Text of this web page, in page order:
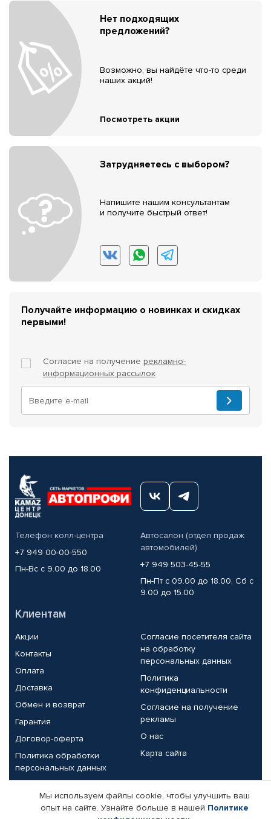
Нет подходящих
предложений?
Возможно, вы найдёте что-то среди
наших акций!
Посмотреть акции
Затрудняетесь с выбором?
Напишите нашим консультантам
и получите быстрый ответ!
Получайте информацию о новинках и скидках
первыми!
Согласие на получение рекламно-
информационных рассылок
Телефон колл-центра
+7 949 00-00-550
Пн-Вс с 9.00 до 18.00
Автосалон (отдел продаж
автомобилей)
+7 949 503-45-55
Пн-Пт с 09.00 до 18.00, Сб с
9.00 до 15.00
Клиентам
Акции
Контакты
Оплата
Доставка
Обмен и возврат
Гарантия
Договор-оферта
Политика обработки
персональных данных
Согласие посетителя сайта
на обработку
персональных данных
Политика
конфиденциальности
Согласие на получение
рекламы
О нас
Карта сайта
Партнерам
Мы используем файлы cookie, чтобы улучшить ваш
опыт на сайте. Узнайте больше в нашей Политике